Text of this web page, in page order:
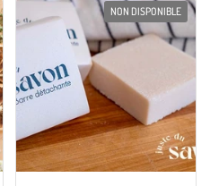
NON DISPONIBLE